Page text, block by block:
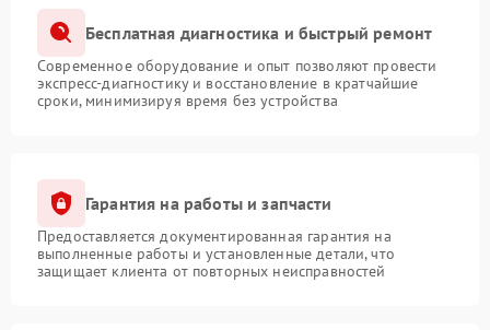
Бесплатная диагностика и быстрый ремонт
Современное оборудование и опыт позволяют провести
экспресс-диагностику и восстановление в кратчайшие
сроки, минимизируя время без устройства
Гарантия на работы и запчасти
Предоставляется документированная гарантия на
выполненные работы и установленные детали, что
защищает клиента от повторных неисправностей